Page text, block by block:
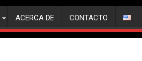
ACERCA DE CONTACTO